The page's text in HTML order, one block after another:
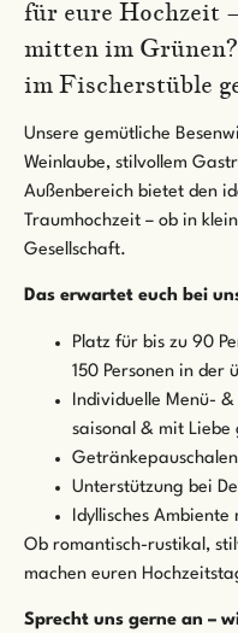
für eure Hochzeit
mitten im
im Fischerstüble
Unsere gemütliche
Weinlaube, stilvollem
Außenbereich bietet den
Traumhochzeit – ob in
Gesellschaft.
Das erwartet euch bei
Platz für bis zu 90
150 Personen in der
Individuelle Menü-
saisonal & mit Liebe
⁠Unterstützung bei
⁠Idyllisches
Ob romantisch-rustikal,
machen euren
Sprecht uns gerne an –